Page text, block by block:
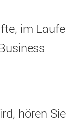
im Laufe
hören Sie